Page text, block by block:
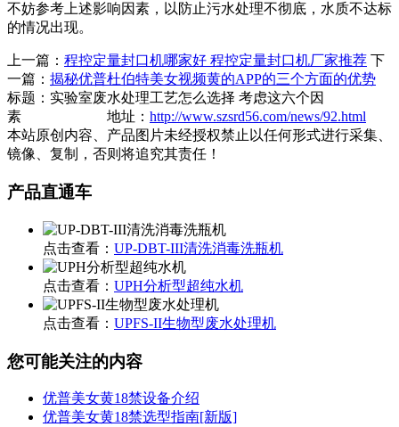
不妨参考上述影响因素，以防止污水处理不彻底，水质不达标
的情况出现。
上一篇： 程控定量封口机哪家好 程控定量封口机厂家推荐
下
一篇： 揭秘优普杜伯特美女视频黄的APP的三个方面的优势
标题：实验室废水处理工艺怎么选择 考虑这六个因
素 地址： http://www.szsrd56.com/news/92.html
本站原创内容、产品图片未经授权禁止以任何形式进行采集、
镜像、复制，否则将追究其责任！
产品直通车
点击查看： UP-DBT-III清洗消毒洗瓶机
点击查看： UPH分析型超纯水机
点击查看： UPFS-II生物型废水处理机
您可能关注的内容
优普美女黄18禁设备介绍
优普美女黄18禁选型指南[新版]